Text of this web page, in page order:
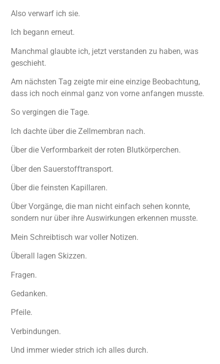
Also verwarf ich sie.
Ich begann erneut.
Manchmal glaubte ich, jetzt verstanden zu haben, was
geschieht.
Am nächsten Tag zeigte mir eine einzige Beobachtung,
dass ich noch einmal ganz von vorne anfangen musste.
So vergingen die Tage.
Ich dachte über die Zellmembran nach.
Über die Verformbarkeit der roten Blutkörperchen.
Über den Sauerstofftransport.
Über die feinsten Kapillaren.
Über Vorgänge, die man nicht einfach sehen konnte,
sondern nur über ihre Auswirkungen erkennen musste.
Mein Schreibtisch war voller Notizen.
Überall lagen Skizzen.
Fragen.
Gedanken.
Pfeile.
Verbindungen.
Und immer wieder strich ich alles durch.